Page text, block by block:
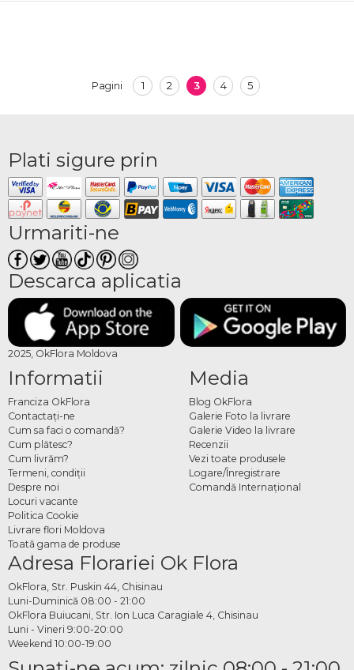
Pagini 1 2 3 4 5
Plati sigure prin
Urmariti-ne
Descarca aplicatia
2025, OkFlora Moldova
Informatii
Franciza OkFlora
Contactaţi-ne
Cum sa faci o comandă?
Cum plătesc?
Cum livrăm?
Termeni, condiţii
Despre noi
Locuri vacante
Politica Cookie
Livrare flori Moldova
Toată gama de produse
Media
Blog OkFlora
Galerie Foto la livrare
Galerie Video la livrare
Recenzii
Vezi toate produsele
Logare/Înregistrare
Comandă Internațional
Adresa Florariei Ok Flora
OkFlora, Str. Puskin 44, Chisinau
Luni-Duminică 08:00 - 21:00
OkFlora Buiucani, Str. Ion Luca Caragiale 4, Chisinau
Luni - Vineri 9:00-20:00
Weekend 10:00-19:00